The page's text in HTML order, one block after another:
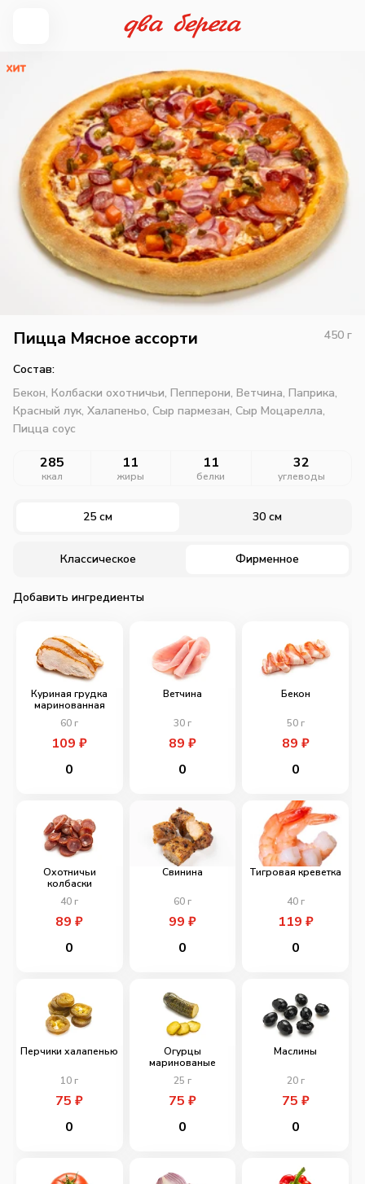
Пицца Мясное ассорти 450 г
Состав:
Бекон, Колбаски охотничьи, Пепперони, Ветчина, Паприка,
Красный лук, Халапеньо, Сыр пармезан, Сыр Моцарелла,
Пицца соус
285
ккал
11
жиры
11
белки
32
углеводы
25 см 30 см
Классическое Фирменное
Добавить ингредиенты
Куриная грудка
маринованная
60 г
109₽
0
Ветчина
30г
89 ₽
0
Бекон
50г
89 ₽
0
Охотничьи
колбаски
40 г
89₽
0
Свинина
60г
99 ₽
0
Тигровая креветка
40г
119 ₽
0
Перчики халапенью
10 г
75₽
0
Огурцы
маринованые
25 г
75 ₽
0
Маслины
20г
75 ₽
0